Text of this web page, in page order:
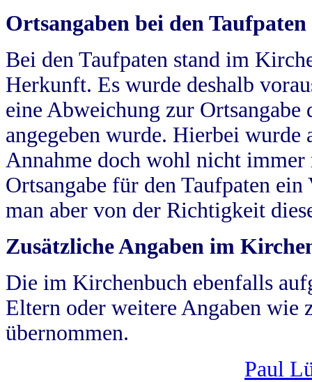
Ortsangaben bei den Taufpaten
Bei den Taufpaten stand im
Herkunft. Es wurde deshalb
eine Abweichung zur
angegeben wurde. Hierbei wurde
Annahme doch wohl nicht
Ortsangabe für den Taufpaten
man aber von der Richtigkeit
Zusätzliche Angaben im
Die im Kirchenbuch ebenfalls
Eltern oder weitere Angaben wie
übernommen.
Paul